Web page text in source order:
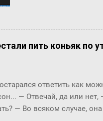
теряя возможности
можно
скриптов
Аналитические
были не особенно
объекты (шаблоны,
пить коньяк по
ответить как
― Отвечай, да или
― Во всяком случае,